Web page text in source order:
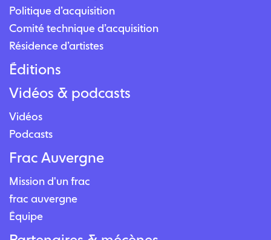
Politique d’acquisition
Comité technique d’acquisition
Résidence d’artistes
Éditions
Vidéos & podcasts
Vidéos
Podcasts
Frac Auvergne
Mission d'un frac
frac auvergne
Équipe